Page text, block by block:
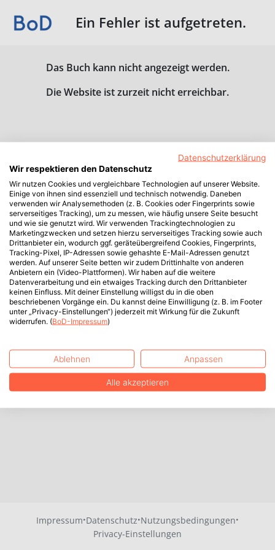
Ein Fehler ist aufgetreten.
Das Buch kann nicht angezeigt werden.
Die Website ist zurzeit nicht erreichbar.
Impressum·Datenschutz·Nutzungsbedingungen·
Privacy-Einstellungen
Datenschutzerklärung
Wir respektieren den Datenschutz
Wir nutzen Cookies und vergleichbare Technologien auf unserer Website.
Einige von ihnen sind essenziell und technisch notwendig. Daneben
verwenden wir Analysemethoden (z. B. Cookies oder Fingerprints sowie
serverseitiges Tracking), um zu messen, wie häufig unsere Seite besucht
und wie sie genutzt wird. Wir verwenden Trackingtechnologien zu
Marketingzwecken und setzen hierzu serverseitiges Tracking sowie auch
Drittanbieter ein, wodurch ggf. geräteübergreifend Cookies, Fingerprints,
Tracking-Pixel, IP-Adressen sowie gehashte E-Mail-Adressen genutzt
werden. Auf unserer Seite betten wir zudem Drittinhalte von anderen
Anbietern ein (Video-Plattformen). Wir haben auf die weitere
Datenverarbeitung und ein etwaiges Tracking durch den Drittanbieter
keinen Einfluss. Mit deiner Einstellung willigst du in die oben
beschriebenen Vorgänge ein. Du kannst deine Einwilligung (z. B. im Footer
unter „Privacy-Einstellungen“) jederzeit mit Wirkung für die Zukunft
widerrufen. (BoD-Impressum)
Ablehnen Anpassen
Alle akzeptieren